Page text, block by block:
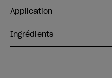
Application
Ingrédients